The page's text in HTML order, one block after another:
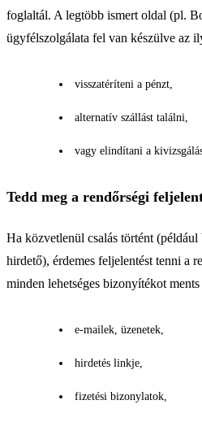
foglaltál. A legtöbb ismert oldal (pl.
ügyfélszolgálata fel van készülve az
visszatéríteni a pénzt,
alternatív szállást találni,
vagy elindítani a
Tedd meg a rendőrségi
Ha közvetlenül csalás történt (például
hirdető), érdemes feljelentést tenni a
minden lehetséges bizonyítékot ments
e-mailek, üzenetek,
hirdetés linkje,
fizetési bizonylatok,